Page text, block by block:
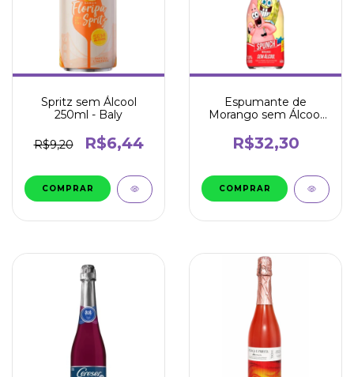
Spritz sem Álcool
250ml - Baly
R$9,20 R$6,44
Espumante de
Morango sem Álcool
R$32,30